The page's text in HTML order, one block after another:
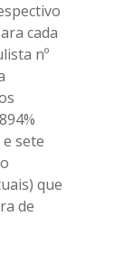
cada
nº
sete
que
de